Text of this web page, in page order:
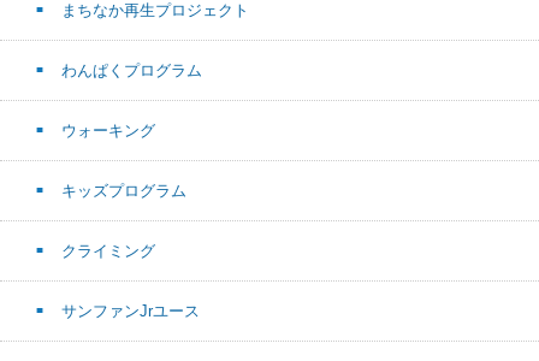
まちなか再生プロジェクト
わんぱくプログラム
ウォーキング
キッズプログラム
クライミング
サンファンJrユース